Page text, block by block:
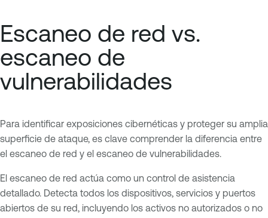
Escaneo de red vs.
escaneo de
vulnerabilidades
Para identificar exposiciones cibernéticas y proteger su amplia
superficie de ataque, es clave comprender la diferencia entre
el escaneo de red y el escaneo de vulnerabilidades.
El escaneo de red actúa como un control de asistencia
detallado. Detecta todos los dispositivos, servicios y puertos
abiertos de su red, incluyendo los activos no autorizados o no